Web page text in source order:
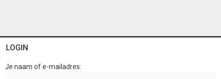
LOGIN
Je naam of e-mailadres